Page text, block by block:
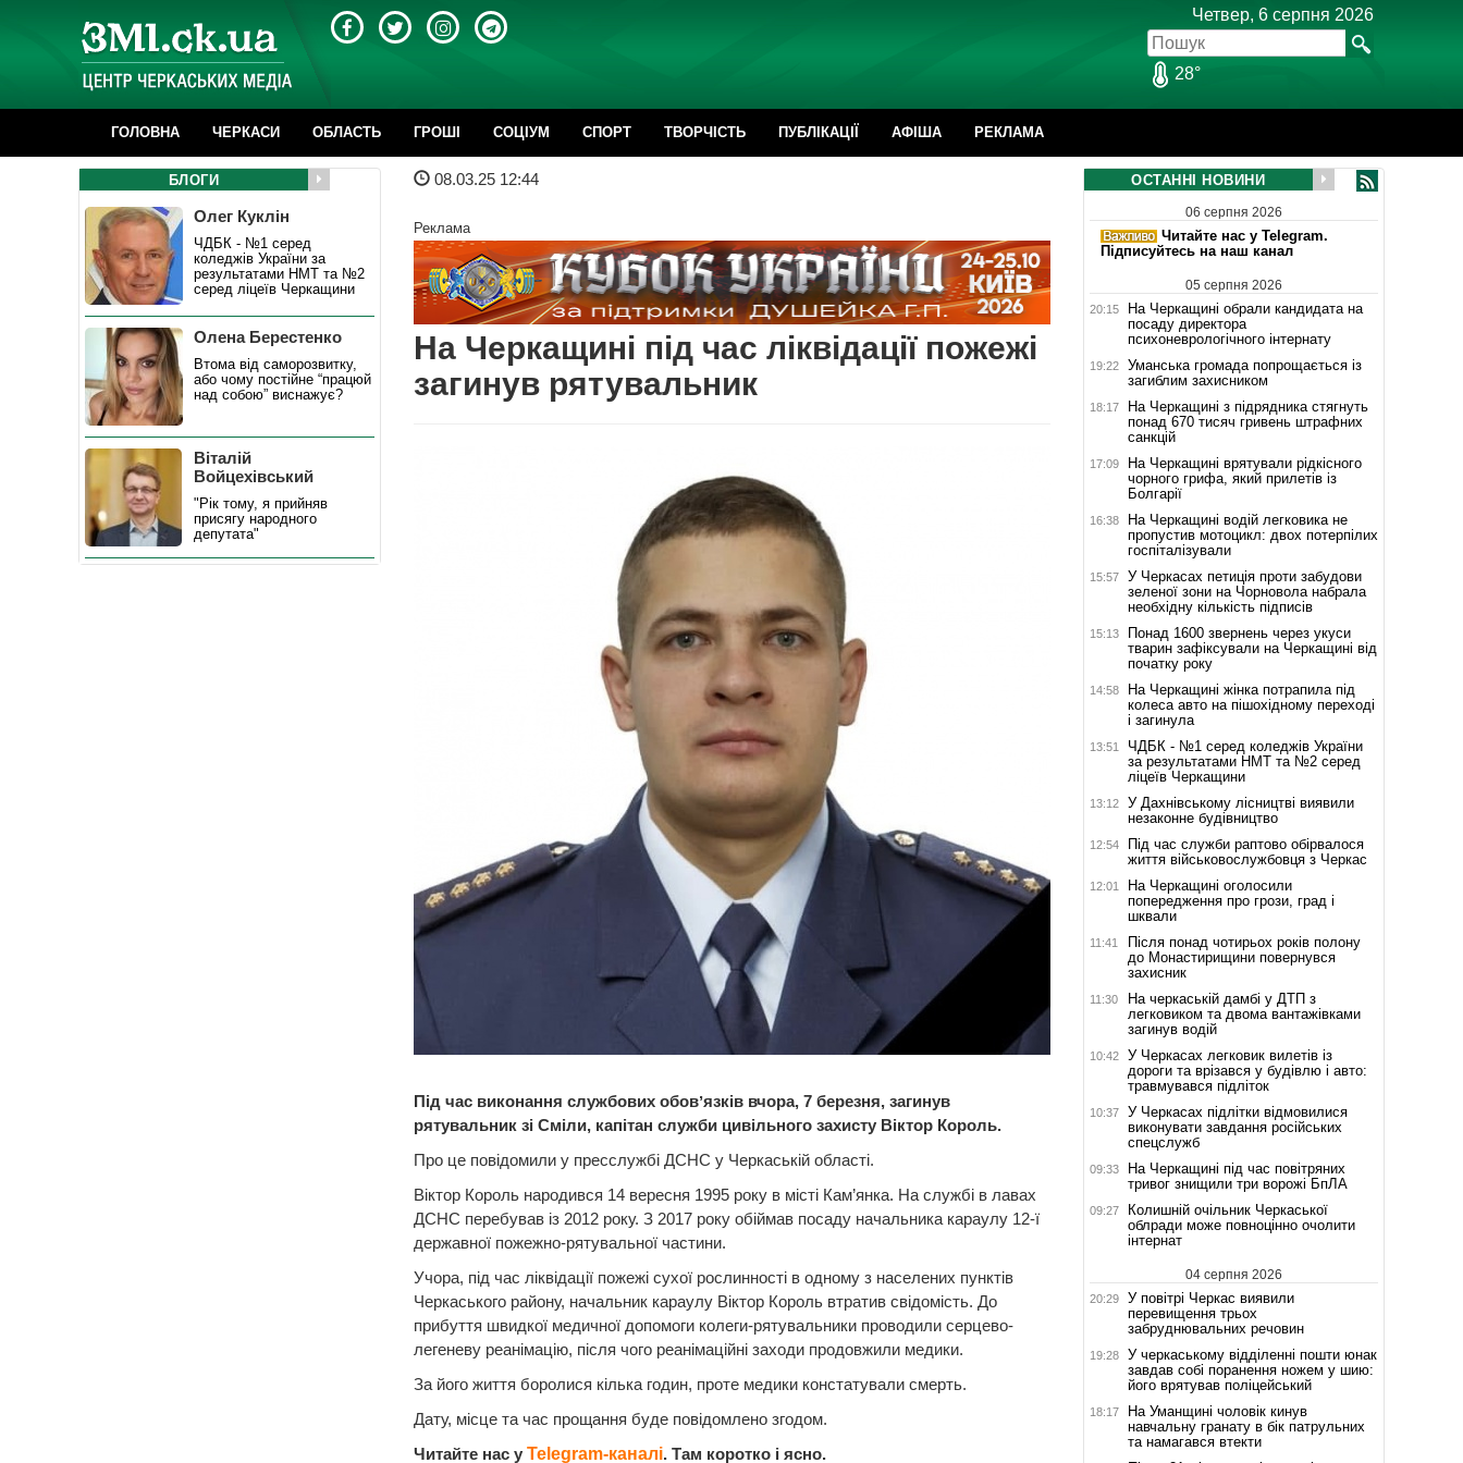
Четвер, 6 серпня 2026
28°
ГОЛОВНА ЧЕРКАСИ ОБЛАСТЬ ГРОШІ CОЦІУМ СПОРТ ТВОРЧІСТЬ ПУБЛІКАЦІЇ АФІША РЕКЛАМА
08.03.25 12:44
Реклама
На Черкащині під час ліквідації пожежі
загинув рятувальник
Під час виконання службових обовʼязків вчора, 7 березня, загинув
рятувальник зі Сміли, капітан служби цивільного захисту Віктор Король.
Про це повідомили у пресслужбі ДСНС у Черкаській області.
Віктор Король народився 14 вересня 1995 року в місті Кам’янка. На службі в лавах
ДСНС перебував із 2012 року. З 2017 року обіймав посаду начальника караулу 12-ї
державної пожежно-рятувальної частини.
Учора, під час ліквідації пожежі сухої рослинності в одному з населених пунктів
Черкаського району, начальник караулу Віктор Король втратив свідомість. До
прибуття швидкої медичної допомоги колеги-рятувальники проводили серцево-
легеневу реанімацію, після чого реанімаційні заходи продовжили медики.
За його життя боролися кілька годин, проте медики констатували смерть.
Дату, місце та час прощання буде повідомлено згодом.
Читайте нас у Telegram-каналі. Там коротко і ясно.
БЛОГИ
Олег Куклін
ЧДБК - №1 серед
коледжів України за
результатами НМТ та №2
серед ліцеїв Черкащини
Олена Берестенко
Втома від саморозвитку,
або чому постійне “працюй
над собою” виснажує?
Віталій
Войцехівський
"Рік тому, я прийняв
присягу народного
депутата"
ОСТАННІ НОВИНИ
06 серпня 2026
Читайте нас у Telegram.
Підписуйтесь на наш канал
05 серпня 2026
20:15
На Черкащині обрали кандидата на
посаду директора
психоневрологічного інтернату
19:22
Уманська громада попрощається із
загиблим захисником
18:17
На Черкащині з підрядника стягнуть
понад 670 тисяч гривень штрафних
санкцій
17:09
На Черкащині врятували рідкісного
чорного грифа, який прилетів із
Болгарії
16:38
На Черкащині водій легковика не
пропустив мотоцикл: двох потерпілих
госпіталізували
15:57
У Черкасах петиція проти забудови
зеленої зони на Чорновола набрала
необхідну кількість підписів
15:13
Понад 1600 звернень через укуси
тварин зафіксували на Черкащині від
початку року
14:58
На Черкащині жінка потрапила під
колеса авто на пішохідному переході
і загинула
13:51
ЧДБК - №1 серед коледжів України
за результатами НМТ та №2 серед
ліцеїв Черкащини
13:12
У Дахнівському лісництві виявили
незаконне будівництво
12:54
Під час служби раптово обірвалося
життя військовослужбовця з Черкас
12:01
На Черкащині оголосили
попередження про грози, град і
шквали
11:41
Після понад чотирьох років полону
до Монастирищини повернувся
захисник
11:30
На черкаській дамбі у ДТП з
легковиком та двома вантажівками
загинув водій
10:42
У Черкасах легковик вилетів із
дороги та врізався у будівлю і авто:
травмувався підліток
10:37
У Черкасах підлітки відмовилися
виконувати завдання російських
спецслужб
09:33
На Черкащині під час повітряних
тривог знищили три ворожі БпЛА
09:27
Колишній очільник Черкаської
облради може повноцінно очолити
інтернат
04 серпня 2026
20:29
У повітрі Черкас виявили
перевищення трьох
забруднювальних речовин
19:28
У черкаському відділенні пошти юнак
завдав собі поранення ножем у шию:
його врятував поліцейський
18:17
На Уманщині чоловік кинув
навчальну гранату в бік патрульних
та намагався втекти